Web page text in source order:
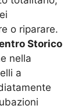
o riparare.
Storico
nella
a